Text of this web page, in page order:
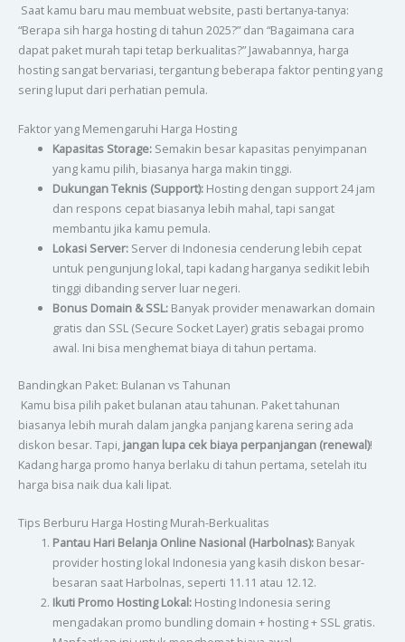
Saat kamu baru mau membuat website, pasti bertanya-tanya:
“Berapa sih harga hosting di tahun 2025?” dan “Bagaimana cara
dapat paket murah tapi tetap berkualitas?” Jawabannya, harga
hosting sangat bervariasi, tergantung beberapa faktor penting yang
sering luput dari perhatian pemula.
Faktor yang Memengaruhi Harga Hosting
Kapasitas Storage:Semakin besar kapasitas penyimpanan
yang kamu pilih, biasanya harga makin tinggi.
Dukungan Teknis (Support):Hosting dengan support 24 jam
dan respons cepat biasanya lebih mahal, tapi sangat
membantu jika kamu pemula.
Lokasi Server:Server di Indonesia cenderung lebih cepat
untuk pengunjung lokal, tapi kadang harganya sedikit lebih
tinggi dibanding server luar negeri.
Bonus Domain & SSL:Banyak provider menawarkan domain
gratis dan SSL (Secure Socket Layer) gratis sebagai promo
awal. Ini bisa menghemat biaya di tahun pertama.
Bandingkan Paket: Bulanan vs Tahunan
Kamu bisa pilih paket bulanan atau tahunan. Paket tahunan
biasanya lebih murah dalam jangka panjang karena sering ada
diskon besar. Tapi, jangan lupa cek biaya perpanjangan (renewal)!
Kadang harga promo hanya berlaku di tahun pertama, setelah itu
harga bisa naik dua kali lipat.
Tips Berburu Harga Hosting Murah-Berkualitas
Pantau Hari Belanja Online Nasional (Harbolnas):Banyak
provider hosting lokal Indonesia yang kasih diskon besar-
besaran saat Harbolnas, seperti 11.11 atau 12.12.
Ikuti Promo Hosting Lokal:Hosting Indonesia sering
mengadakan promo bundling domain + hosting + SSL gratis.